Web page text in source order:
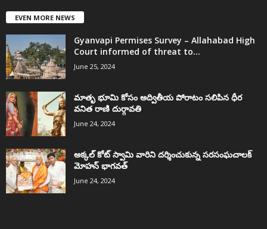
EVEN MORE NEWS
Gyanvapi Permises Survey – Allahabad High
Court informed of threat to...
June 25, 2024
మాతృ భూమి కోసం అద్వితీయ పోరాటం సలిపిన ధీర
వనిత రాణి దుర్గావతి
June 24, 2024
అక్కల్‌ కోట్‌ స్వామి వారిని దర్శించుకున్న సరసంఘచాలక్
మోహన్ భాగవత్
June 24, 2024